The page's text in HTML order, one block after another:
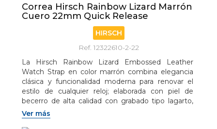
Correa Hirsch Rainbow Lizard Marrón
Cuero 22mm Quick Release
HIRSCH
Ref. 12322610-2-22
La Hirsch Rainbow Lizard Embossed Leather
Watch Strap en color marrón combina elegancia
clásica y funcionalidad moderna para renovar el
estilo de cualquier reloj; elaborada con piel de
becerro de alta calidad con grabado tipo lagarto,
destaca por su textura detallada y acabado
brillante que reproduce fielmente la apariencia de
Ver más